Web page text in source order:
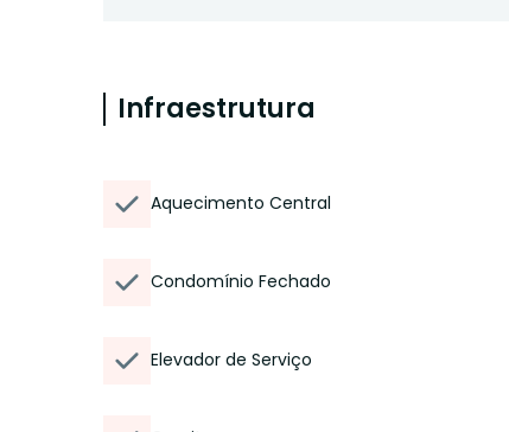
Infraestrutura
Aquecimento Central
Condomínio Fechado
Elevador de Serviço